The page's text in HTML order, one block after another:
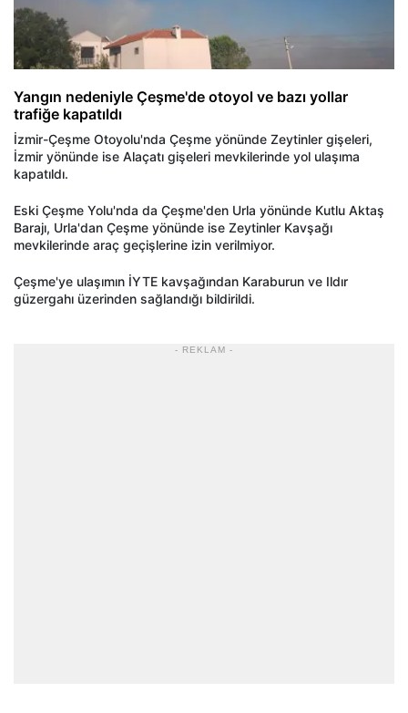
Yangın nedeniyle Çeşme'de otoyol ve bazı yollar
trafiğe kapatıldı
İzmir-Çeşme Otoyolu'nda Çeşme yönünde Zeytinler gişeleri,
İzmir yönünde ise Alaçatı gişeleri mevkilerinde yol ulaşıma
kapatıldı.
Eski Çeşme Yolu'nda da Çeşme'den Urla yönünde Kutlu Aktaş
Barajı, Urla'dan Çeşme yönünde ise Zeytinler Kavşağı
mevkilerinde araç geçişlerine izin verilmiyor.
Çeşme'ye ulaşımın İYTE kavşağından Karaburun ve Ildır
güzergahı üzerinden sağlandığı bildirildi.
- REKLAM -